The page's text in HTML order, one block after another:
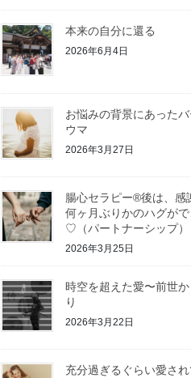
本来の自分に還る
2026年6月4日
お悩みの背景にあった
ウマ
2026年3月27日
腸心セラピー®︎後は、感
何ヶ月ぶりかのハグがで
♡（パートナーシップ）
2026年3月25日
時空を超えた愛〜前世
り
2026年3月22日
充分過ぎるぐらい愛され